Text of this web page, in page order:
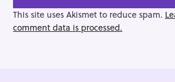
g
a
t
This site uses Akismet to reduce spam.
comment data is processed.